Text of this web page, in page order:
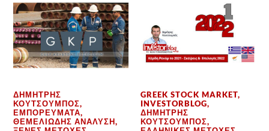
ΔΗΜΉΤΡΗΣ
ΚΟΥΤΣΟΥΜΠΌΣ,
ΕΜΠΟΡΕΎΜΑΤΑ,
ΘΕΜΕΛΙΏΔΗΣ ΑΝΆΛΥΣΗ,
GREEK STOCK MARKET,
INVESTORBLOG,
ΔΗΜΉΤΡΗΣ
ΚΟΥΤΣΟΥΜΠΌΣ,